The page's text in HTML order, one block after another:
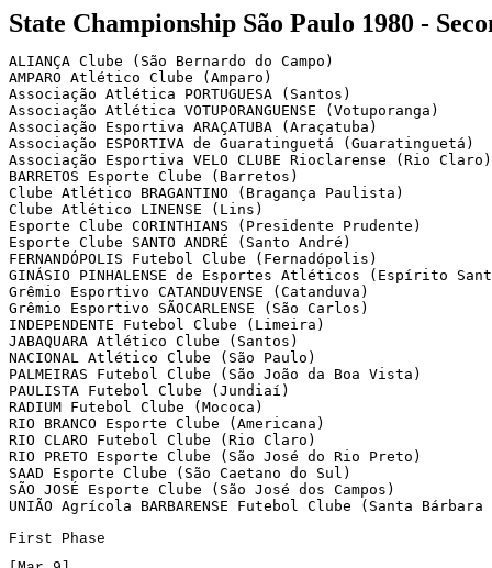
State Championship São Paulo 1980 -
ALIANÇA Clube (São Bernardo do Campo)
AMPARO Atlético Clube (Amparo)
Associação Atlética PORTUGUESA (Santos)
Associação Atlética VOTUPORANGUENSE (Votuporanga)
Associação Esportiva ARAÇATUBA (Araçatuba)
Associação ESPORTIVA de Guaratinguetá (Guaratinguetá)
Associação Esportiva VELO CLUBE Rioclarense (Rio Claro)
BARRETOS Esporte Clube (Barretos)
Clube Atlético BRAGANTINO (Bragança Paulista)
Clube Atlético LINENSE (Lins)
Esporte Clube CORINTHIANS (Presidente Prudente)
Esporte Clube SANTO ANDRÉ (Santo André)
FERNANDÓPOLIS Futebol Clube (Fernadópolis)
GINÁSIO PINHALENSE de Esportes Atléticos (Espírito
Grêmio Esportivo CATANDUVENSE (Catanduva)
Grêmio Esportivo SÃOCARLENSE (São Carlos)
INDEPENDENTE Futebol Clube (Limeira)
JABAQUARA Atlético Clube (Santos)
NACIONAL Atlético Clube (São Paulo)
PALMEIRAS Futebol Clube (São João da Boa Vista)
PAULISTA Futebol Clube (Jundiaí)
RADIUM Futebol Clube (Mococa)
RIO BRANCO Esporte Clube (Americana)
RIO CLARO Futebol Clube (Rio Claro)
RIO PRETO Esporte Clube (São José do Rio Preto)
SAAD Esporte Clube (São Caetano do Sul)
SÃO JOSÉ Esporte Clube (São José dos Campos)
UNIÃO Agrícola BARBARENSE Futebol Clube (Santa
First
Phase